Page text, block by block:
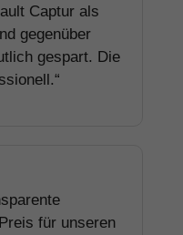
Captur als
gegenüber
gespart. Die
für unseren